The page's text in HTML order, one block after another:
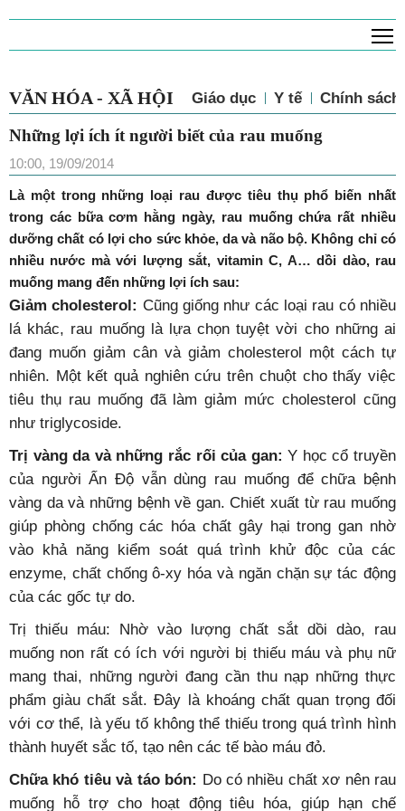
VĂN HÓA - XÃ HỘI Giáo dục Y tế Chính sách
Những lợi ích ít người biết của rau muống
10:00, 19/09/2014
Là một trong những loại rau được tiêu thụ phổ biến nhất
trong các bữa cơm hằng ngày, rau muống chứa rất nhiều
dưỡng chất có lợi cho sức khỏe, da và não bộ. Không chỉ có
nhiều nước mà với lượng sắt, vitamin C, A… dồi dào, rau
muống mang đến những lợi ích sau:
Giảm cholesterol: Cũng giống như các loại rau có nhiều
lá khác, rau muống là lựa chọn tuyệt vời cho những ai
đang muốn giảm cân và giảm cholesterol một cách tự
nhiên. Một kết quả nghiên cứu trên chuột cho thấy việc
tiêu thụ rau muống đã làm giảm mức cholesterol cũng
như triglycoside.
Trị vàng da và những rắc rối của gan:Y học cổ truyền
của người Ấn Độ vẫn dùng rau muống để chữa bệnh
vàng da và những bệnh về gan. Chiết xuất từ rau muống
giúp phòng chống các hóa chất gây hại trong gan nhờ
vào khả năng kiểm soát quá trình khử độc của các
enzyme, chất chống ô-xy hóa và ngăn chặn sự tác động
của các gốc tự do.
Trị thiếu máu: Nhờ vào lượng chất sắt dồi dào, rau
muống non rất có ích với người bị thiếu máu và phụ nữ
mang thai, những người đang cần thu nạp những thực
phẩm giàu chất sắt. Đây là khoáng chất quan trọng đối
với cơ thể, là yếu tố không thể thiếu trong quá trình hình
thành huyết sắc tố, tạo nên các tế bào máu đỏ.
Chữa khó tiêu và táo bón: Do có nhiều chất xơ nên rau
muống hỗ trợ cho hoạt động tiêu hóa, giúp hạn chế